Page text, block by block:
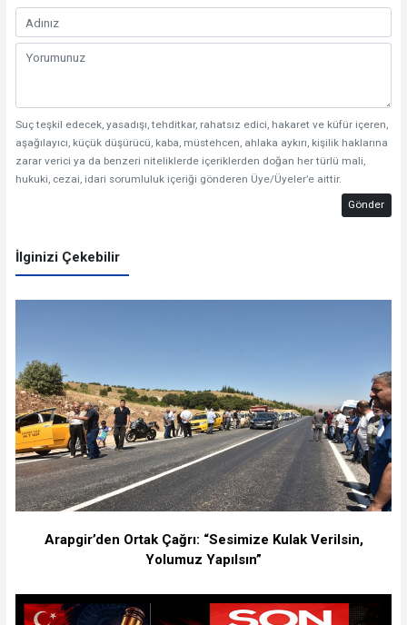
Suç teşkil edecek, yasadışı, tehditkar, rahatsız edici, hakaret ve küfür içeren,
aşağılayıcı, küçük düşürücü, kaba, müstehcen, ahlaka aykırı, kişilik haklarına
zarar verici ya da benzeri niteliklerde içeriklerden doğan her türlü mali,
hukuki, cezai, idari sorumluluk içeriği gönderen Üye/Üyeler’e aittir.
Gönder
İlginizi Çekebilir
Arapgir’den Ortak Çağrı: “Sesimize Kulak Verilsin,
Yolumuz Yapılsın”